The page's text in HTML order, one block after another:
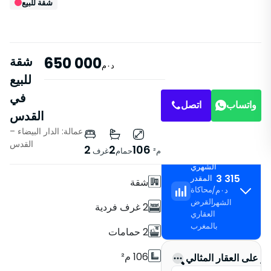
شقة للبيع
شقة
للبيع
في
القدس
650 000 د٠م
عمالة: الدار البيضاء –
القدس
2 غرف2حمام106 م²
اتصل واتساب
خصائص
بدون مصعد
شقة
2 غرف فردية
2 حمامات
106 م²
الشهري
المقدر
محاكاة
القرض
العقاري
بالمغرب
3 315
د٠م
/
الشهر
على العقار المثالي